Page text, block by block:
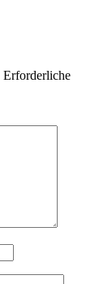
Erforderliche